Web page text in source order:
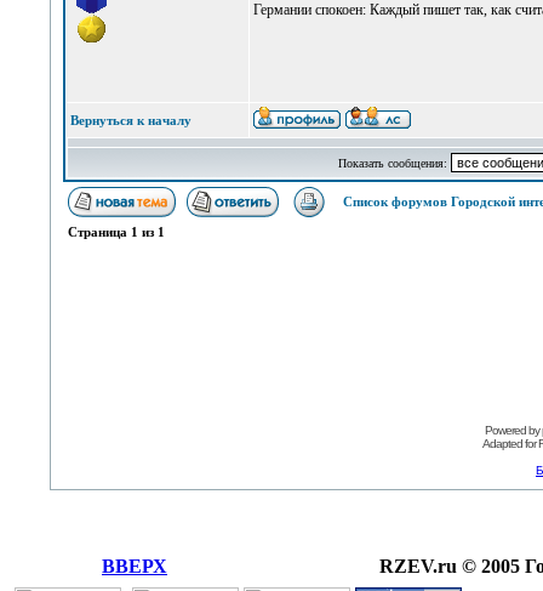
Германии спокоен: Каждый пишет так, как
Вернуться к началу
Показать сообщения:
Список форумов Городской
Страница 1 из 1
Powered by
Adapted for
ВВЕРХ RZEV.ru © 2005